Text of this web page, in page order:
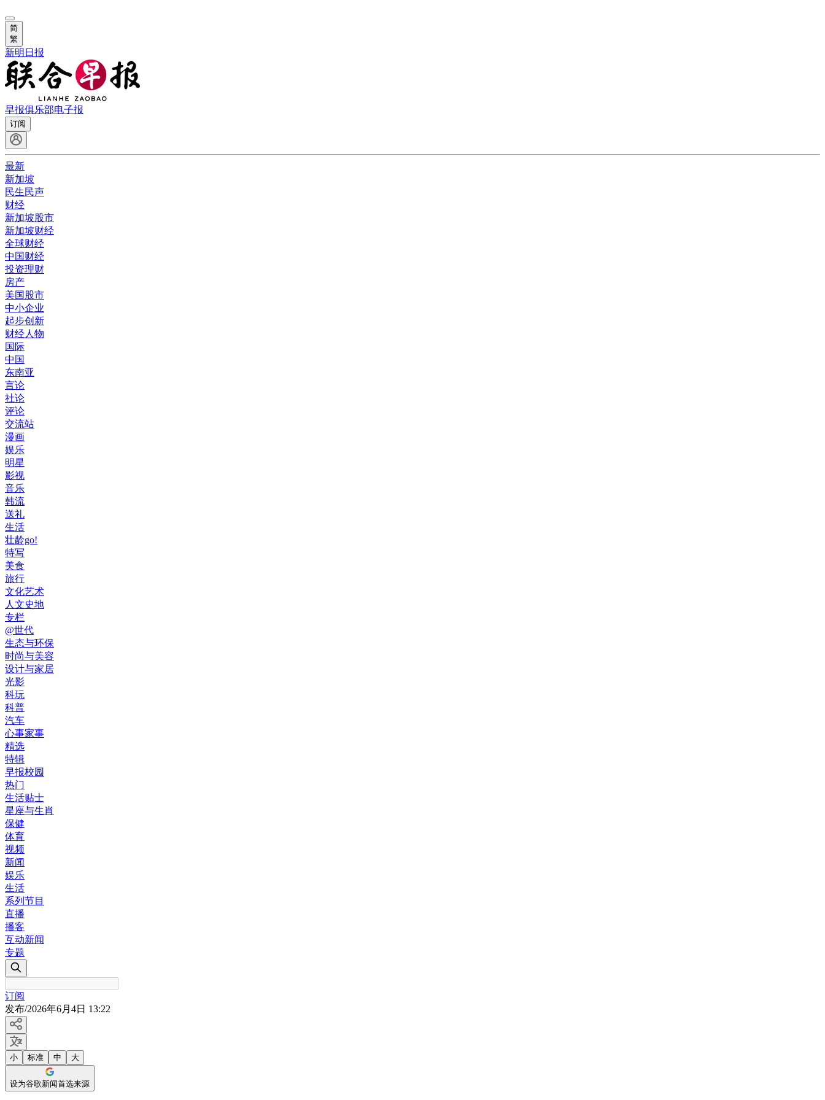
简
繁
新明日报
早报俱乐部电子报
订阅
最新
新加坡
民生民声
财经
新加坡股市
新加坡财经
全球财经
中国财经
投资理财
房产
美国股市
中小企业
起步创新
财经人物
国际
中国
东南亚
言论
社论
评论
交流站
漫画
娱乐
明星
影视
音乐
韩流
送礼
生活
壮龄go!
特写
美食
旅行
文化艺术
人文史地
专栏
@世代
生态与环保
时尚与美容
设计与家居
光影
科玩
科普
汽车
心事家事
精选
特辑
早报校园
热门
生活贴士
星座与生肖
保健
体育
视频
新闻
娱乐
生活
系列节目
直播
播客
互动新闻
专题
订阅
发布/2026年6月4日 13:22
小 标准 中 大
设为谷歌新闻首选来源